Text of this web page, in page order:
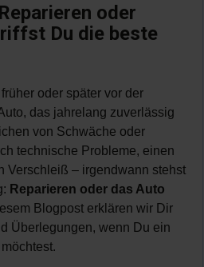
oder
Du die beste
oder später vor der
das jahrelang zuverlässig
von Schwäche oder
technische Probleme, einen
Verschleiß – irgendwann stehst
Reparieren oder das Auto
Blogpost erklären wir Dir
Überlegungen, wenn Du ein